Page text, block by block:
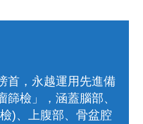
少X光曝射，並提
影像品質高。
裝置。
首，永越運用先進備
檢」，涵蓋腦部、
)、上腹部、骨盆腔